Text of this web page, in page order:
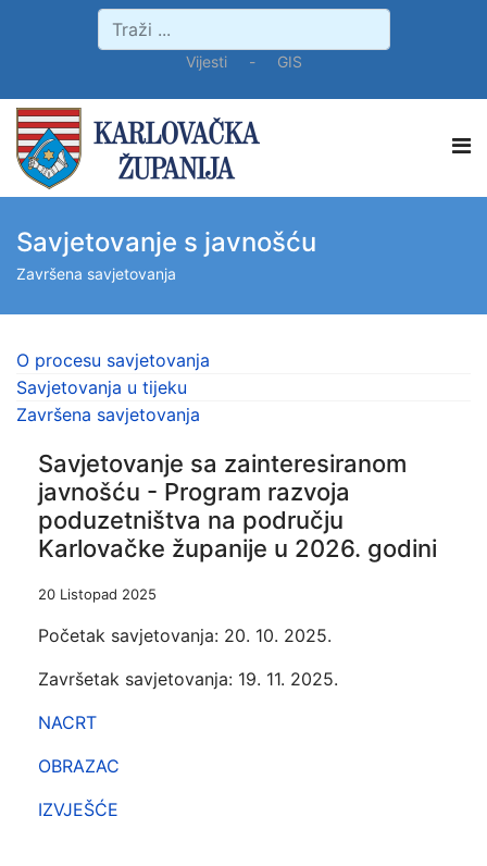
Vijesti- GIS
Savjetovanje s javnošću
Završena savjetovanja
O procesu savjetovanja
Savjetovanja u tijeku
Završena savjetovanja
Savjetovanje sa zainteresiranom
javnošću - Program razvoja
poduzetništva na području
Karlovačke županije u 2026. godini
20 Listopad 2025
Početak savjetovanja: 20. 10. 2025.
Završetak savjetovanja: 19. 11. 2025.
NACRT
OBRAZAC
IZVJEŠĆE